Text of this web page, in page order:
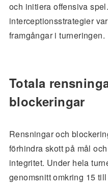
och initiera offensiva
interceptionsstrategier
framgångar i turneringen.
Totala
blockeringar
Rensningar och
förhindra skott på mål
integritet. Under hela
genomsnitt omkring 15